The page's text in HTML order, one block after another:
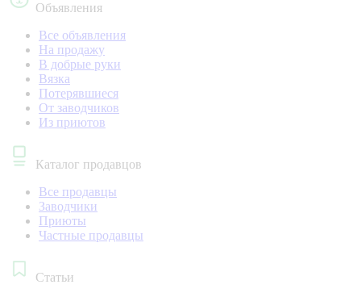
Объявления
Все объявления
На продажу
В добрые руки
Вязка
Потерявшиеся
От заводчиков
Из приютов
Каталог продавцов
Все продавцы
Заводчики
Приюты
Частные продавцы
Статьи